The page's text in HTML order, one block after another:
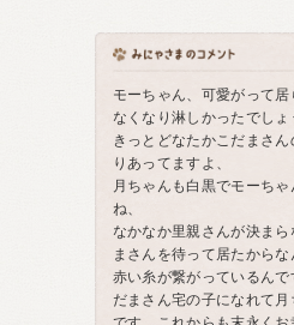
モーちゃん、可愛がって
なくなり淋しかったでしょ
きっとどなたかこだまさ
りあってますよ、
月ちゃんも白黒でモーち
ね、
なかなか里親さんが決ま
まさんを待って居たからな
赤い糸が繋がっているんで
だまさん宅の子になれて